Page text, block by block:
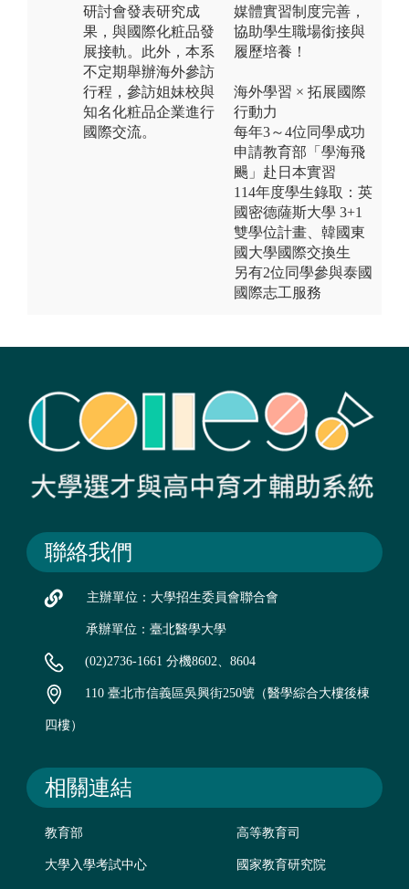
研討會發表研究成
果，與國際化粧品發
展接軌。此外，本系
不定期舉辦海外參訪
行程，參訪姐妹校與
知名化粧品企業進行
國際交流。
媒體實習制度完善，
協助學生職場銜接與
履歷培養！
海外學習 × 拓展國際
行動力
每年3～4位同學成功
申請教育部「學海飛
颺」赴日本實習
114年度學生錄取：英
國密德薩斯大學 3+1
雙學位計畫、韓國東
國大學國際交換生
另有2位同學參與泰國
國際志工服務
聯絡我們
主辦單位：大學招生委員會聯合會
承辦單位：臺北醫學大學
(02)2736-1661 分機8602、8604
110 臺北市信義區吳興街250號（醫學綜合大樓後棟
四樓）
相關連結
教育部 高等教育司
大學入學考試中心 國家教育研究院